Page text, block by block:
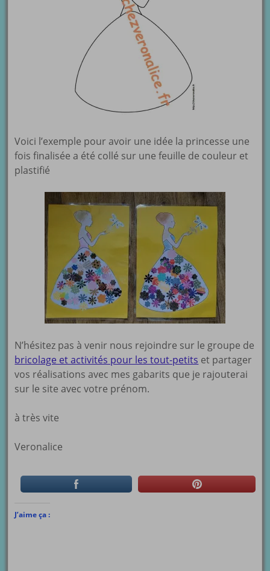
Voici l’exemple pour avoir une idée la princesse une
fois finalisée a été collé sur une feuille de couleur et
plastifié
N’hésitez pas à venir nous rejoindre sur le groupe de
bricolage et activités pour les tout-petits et partager
vos réalisations avec mes gabarits que je rajouterai
sur le site avec votre prénom.
à très vite
Veronalice
J’aime ça :